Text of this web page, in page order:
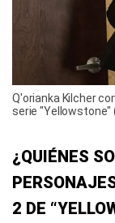
Q'orianka Kilcher
serie "Yellowstone"
¿QUIÉNES
2 DE